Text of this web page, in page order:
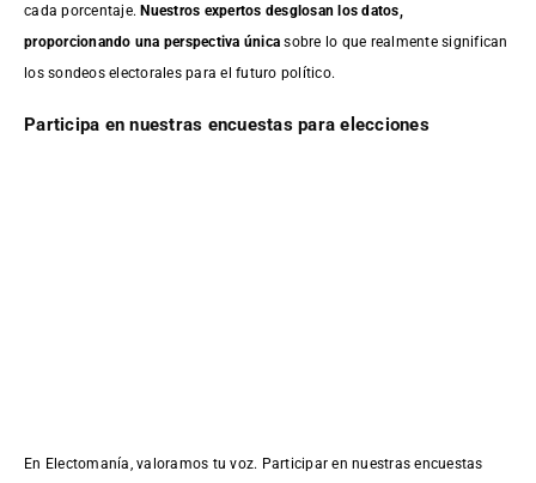
cada porcentaje.Nuestros expertos desglosan los datos,
proporcionando una perspectiva única sobre lo que realmente significan
los sondeos electorales para el futuro político.
Participa en nuestras encuestas para elecciones
En Electomanía, valoramos tu voz. Participar en nuestras encuestas